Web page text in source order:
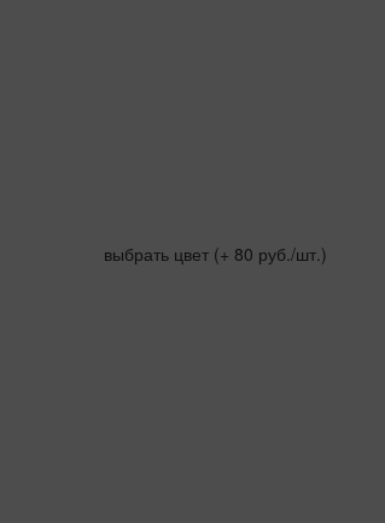
выбрать цвет (+ 80 руб./шт.)